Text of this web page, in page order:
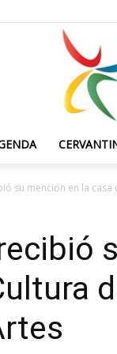
su mención en la casa